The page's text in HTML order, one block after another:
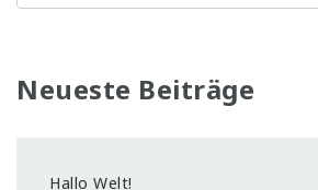
Neueste Beiträge
Hallo Welt!